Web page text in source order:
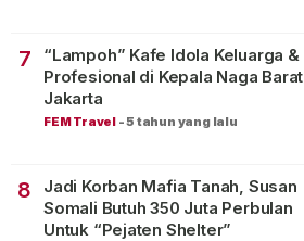
7
“Lampoh” Kafe Idola Keluarga &
Profesional di Kepala Naga Barat
Jakarta
FEM Travel -5 tahun yang lalu
8
Jadi Korban Mafia Tanah, Susan
Somali Butuh 350 Juta Perbulan
Untuk “Pejaten Shelter”